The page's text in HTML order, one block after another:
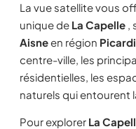
La vue satellite vous
unique de La Capelle ,
Aisneen région
centre-ville, les
résidentielles, les
naturels qui entourent
Pour explorer La